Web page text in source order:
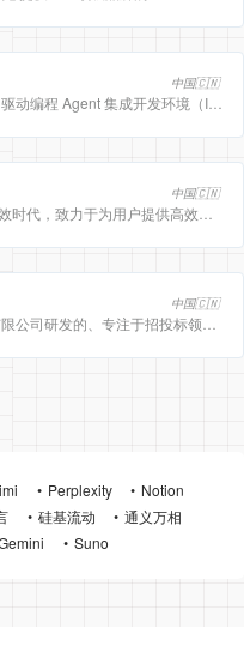
中国🇨🇳
中国🇨🇳
中国🇨🇳
Perplexity
Notion
硅基流动
通义万相
Suno